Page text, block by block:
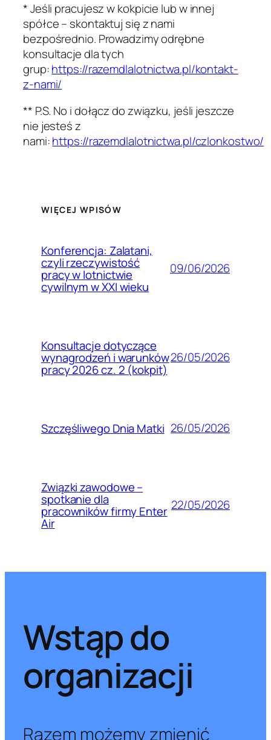
*Jeśli pracujesz w kokpicie lub w innej
spółce – skontaktuj się z nami
bezpośrednio. Prowadzimy odrębne
konsultacje dla tych
grup:https://razemdlalotnictwa.pl/kontakt-
z-nami/
** P.S. No i dołącz do związku, jeśli jeszcze
nie jesteś z
nami:https://razemdlalotnictwa.pl/czlonkostwo/
WIĘCEJ WPISÓW
Konferencja: Zalatani,
czyli rzeczywistość
pracy w lotnictwie
cywilnym w XXI wieku
09/06/2026
Konsultacje dotyczące
wynagrodzeń i warunków
pracy 2026 cz. 2 (kokpit)
26/05/2026
Szczęśliwego Dnia Matki 26/05/2026
Związki zawodowe –
spotkanie dla
pracowników firmy Enter
Air
22/05/2026
Wstąp do
organizacji
Razem możemy zmienić